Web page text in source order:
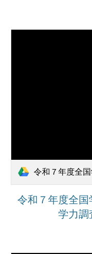
令和７年度全国学力・
令和７年度全
学力調